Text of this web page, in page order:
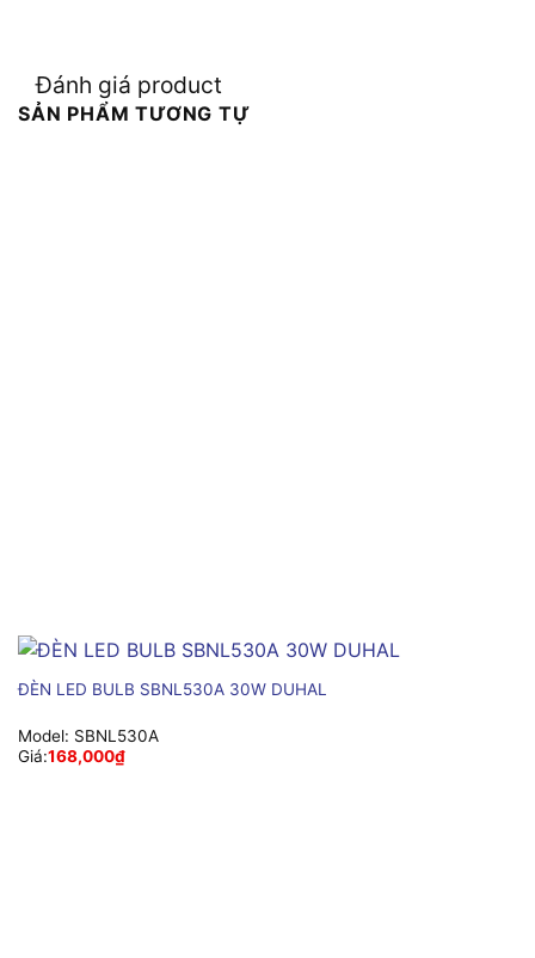
Đánh giá product
SẢN PHẨM TƯƠNG TỰ
ĐÈN LED BULB SBNL530A 30W DUHAL
Model: SBNL530A
Giá:168,000₫